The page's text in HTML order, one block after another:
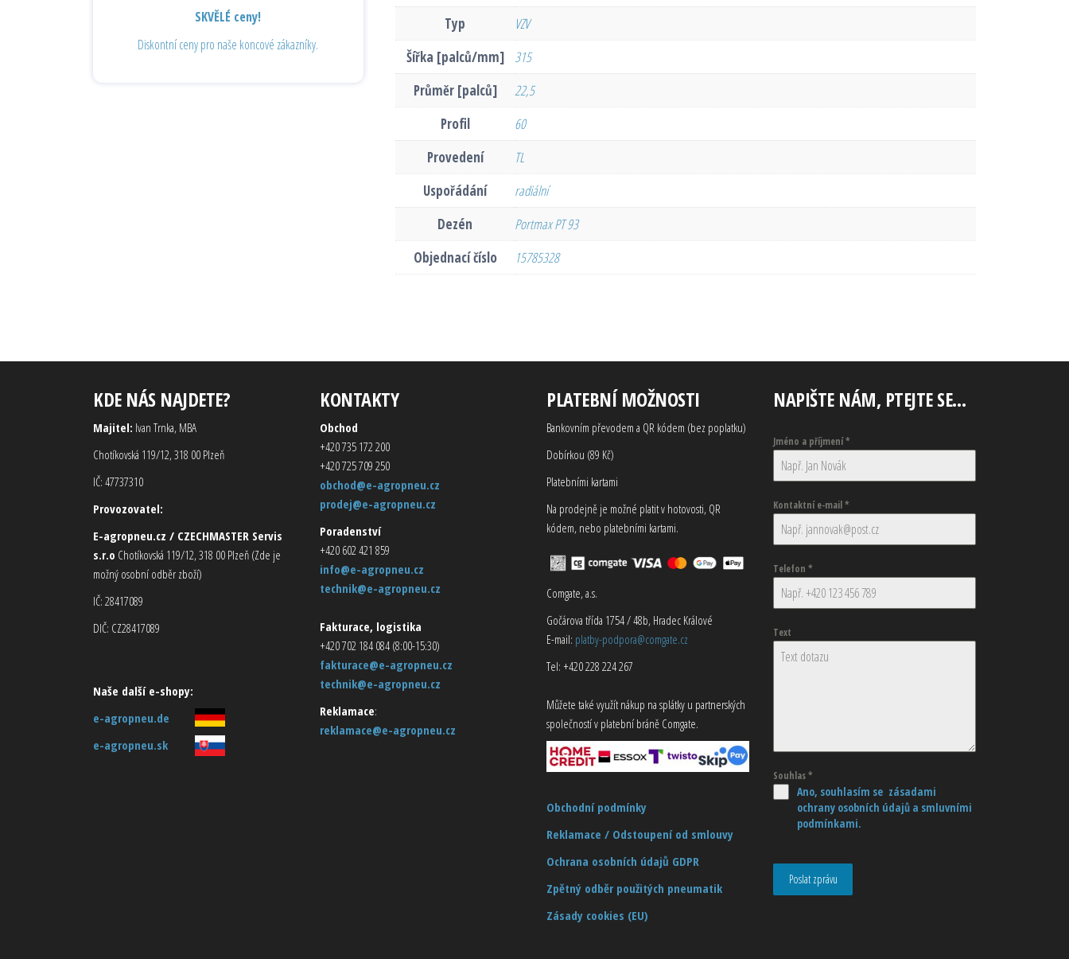
Typ
VZV
Šířka [palců/mm]
315
Průměr [palců]
22,5
Profil
60
Provedení
TL
Uspořádání
radiální
Dezén
Portmax PT 93
Objednací číslo
15785328
SKVĚLÉ ceny!
Diskontní ceny pro naše koncové zákazníky.
KDE NÁS NAJDETE?
Majitel: Ivan Trnka, MBA
Chotíkovská 119/12, 318 00 Plzeň
IČ: 47737310
Provozovatel:
E-agropneu.cz / CZECHMASTER Servis
s.r.o Chotíkovská 119/12, 318 00 Plzeň (Zde je
možný osobní odběr zboží)
IČ: 28417089
DIČ: CZ28417089
Naše další e-shopy:
e-agropneu.de
e-agropneu.sk
KONTAKTY
Obchod
+420 735 172 200
+420 725 709 250
obchod@e-agropneu.cz
prodej@e-agropneu.cz
Poradenství
+420 602 421 859
info@e-agropneu.cz
technik@e-agropneu.cz
Fakturace, logistika
+420 702 184 084 (8:00-15:30)
fakturace@e-agropneu.cz
technik@e-agropneu.cz
Reklamace:
reklamace@e-agropneu.cz
PLATEBNÍ MOŽNOSTI
Bankovním převodem a QR kódem (bez poplatku)
Dobírkou (89 Kč)
Platebními kartami
Na prodejně je možné platit v hotovosti, QR
kódem, nebo platebními kartami.
Comgate, a.s.
Gočárova třída 1754 / 48b, Hradec Králové
E-mail: platby-podpora@comgate.cz
Tel: +420 228 224 267
Můžete také využít nákup na splátky u partnerských
společností v platební bráně Comgate.
Obchodní podmínky
Reklamace / Odstoupení od smlouvy
Ochrana osobních údajů GDPR
Zpětný odběr použitých pneumatik
Zásady cookies (EU)
NAPIŠTE NÁM, PTEJTE SE…
Jméno a příjmení*
Kontaktní e-mail*
Telefon *
Text
Souhlas*
Ano, souhlasím se zásadami
ochrany osobních údajů a smluvními
podmínkami.
Poslat zprávu